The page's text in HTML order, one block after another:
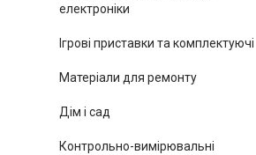
електроніки
Ігрові приставки та комплектуючі
Матеріали для ремонту
Дім і сад
Контрольно-вимірювальні